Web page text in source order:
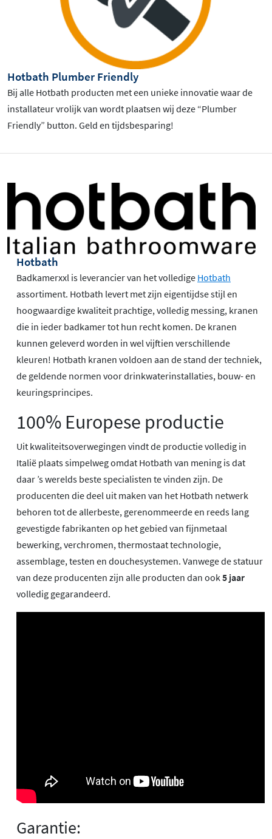
Hotbath Plumber Friendly
Bij alle Hotbath producten met een unieke innovatie waar de
installateur vrolijk van wordt plaatsen wij deze “Plumber
Friendly” button. Geld en tijdsbesparing!
Hotbath
Badkamerxxl is leverancier van het volledige Hotbath
assortiment. Hotbath levert met zijn eigentijdse stijl en
hoogwaardige kwaliteit prachtige, volledig messing, kranen
die in ieder badkamer tot hun recht komen. De kranen
kunnen geleverd worden in wel vijftien verschillende
kleuren! Hotbath kranen voldoen aan de stand der techniek,
de geldende normen voor drinkwaterinstallaties, bouw- en
keuringsprincipes.
100% Europese productie
Uit kwaliteitsoverwegingen vindt de productie volledig in
Italië plaats simpelweg omdat Hotbath van mening is dat
daar ’s werelds beste specialisten te vinden zijn. De
producenten die deel uit maken van het Hotbath netwerk
behoren tot de allerbeste, gerenommeerde en reeds lang
gevestigde fabrikanten op het gebied van fijnmetaal
bewerking, verchromen, thermostaat technologie,
assemblage, testen en douchesystemen. Vanwege de statuur
van deze producenten zijn alle producten dan ook5 jaar
volledig gegarandeerd.
Garantie: